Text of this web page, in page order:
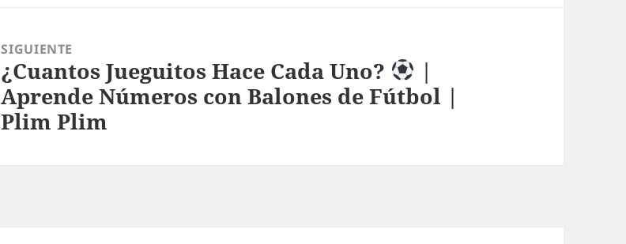
SIGUIENTE
Entrada
siguiente:
¿Cuantos Jueguitos Hace Cada Uno?
|
Aprende Números con Balones de Fútbol |
Plim Plim